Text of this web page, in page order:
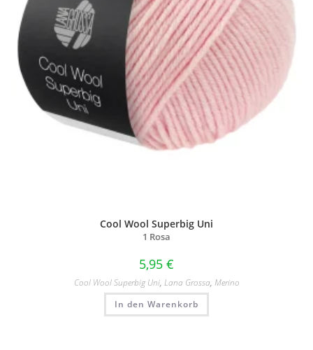
Cool Wool Superbig Uni
1 Rosa
5,95 €
Cool Wool Superbig Uni, Lana Grossa, Merino
In den Warenkorb